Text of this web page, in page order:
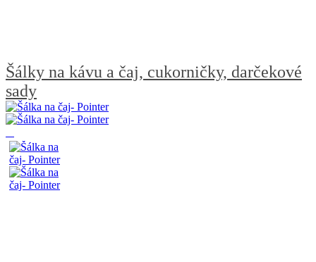
Šálky na kávu a čaj, cukorničky, darčekové
sady